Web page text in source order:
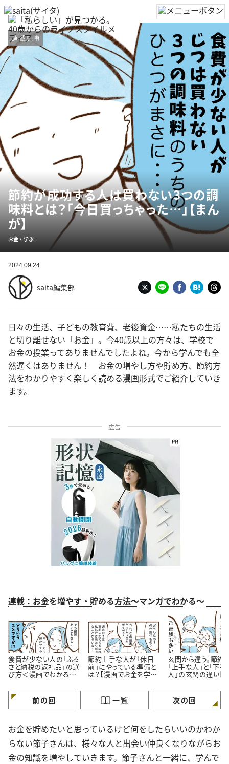
連載記事
節約が成功する人は買わない3つの調
味料とは？「今日買っちゃった…」【まん
が】
お金・学ぶ
2024.09.24
saita編集部
日々の生活、子どもの教育費、老後資金……私たちの生活
と切り離せない「お金」。今40歳以上の方々は、学校で
お金の授業ってありませんでしたよね。今から学んでも全
然遅くはありません！ お金の増やし方や貯め方、節約方
法をわかりやすく楽しく読める漫画形式でご紹介していき
ます。
広告
連載：お金を増やす・貯める方法～マンガでわかる～
食費が少ない人の「ふる
さと納税の返礼品」の選
び方＜漫画でわかるお
節約上手な人が「休日
前」にやっている準備と
は？【漫画でお金を学
玄関から違う。節約
「上手な人」と「下
人」の玄関の違い【
前の回 一覧 次の回
お金を貯めたいと思っているけど何をしたらいいのかわか
らない節子さんは、様々な人と出会い仲良くなりながらお
金の知識を増やしていきます。節子さんと一緒に、学んで